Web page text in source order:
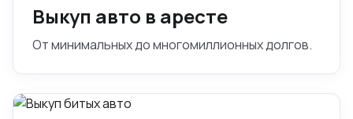
Выкуп авто в аресте
От минимальных до многомиллионных долгов.